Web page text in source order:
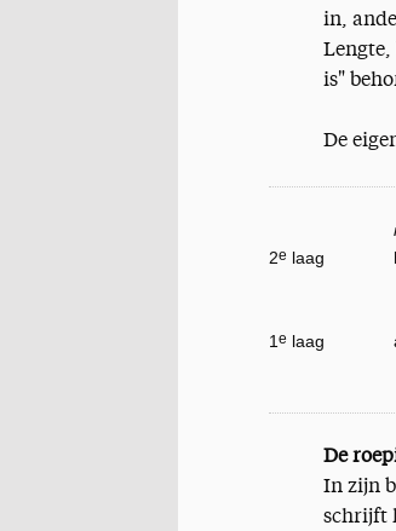
in,
Lengte,
is"
De
2e laag
1 e laag
De
In zijn
schrijft